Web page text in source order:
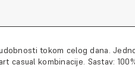
tokom celog dana.
kombinacije. Sastav: